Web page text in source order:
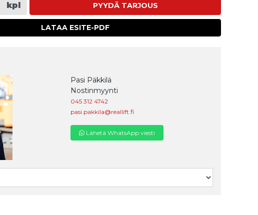
kpl PYYDÄ TARJOUS
LATAA ESITE-PDF
Pasi Päkkilä
Nostinmyynti
045 312 4742
pasi.pakkila@reallift.fi
Lähetä WhatsApp viesti